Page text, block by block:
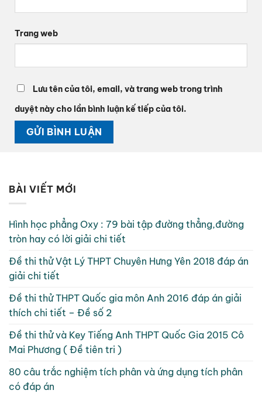
Trang web
Lưu tên của tôi, email, và trang web trong trình
duyệt này cho lần bình luận kế tiếp của tôi.
BÀI VIẾT MỚI
Hình học phẳng Oxy : 79 bài tập đường thẳng,đường
tròn hay có lời giải chi tiết
Đề thi thử Vật Lý THPT Chuyên Hưng Yên 2018 đáp án
giải chi tiết
Đề thi thử THPT Quốc gia môn Anh 2016 đáp án giải
thích chi tiết – Đề số 2
Đề thi thử và Key Tiếng Anh THPT Quốc Gia 2015 Cô
Mai Phương ( Đề tiên tri )
80 câu trắc nghiệm tích phân và ứng dụng tích phân
có đáp án